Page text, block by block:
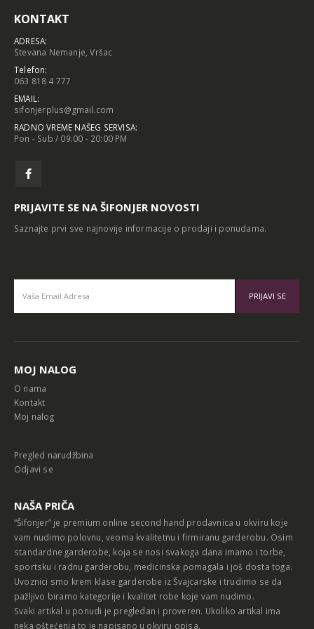
KONTAKT
ADRESA:
Stevana Nemanje, Vršac
Telefon:
063 818 4 777
EMAIL:
sifonjerplus@gmail.com
RADNO VREME NAŠEG SERVISA:
Pon - Sub / 09:00 - 20:00 PM
PRIJAVITE SE NA ŠIFONJER NOVOSTI
Saznajte prvi sve najnovije informacije o prodaji i ponudama.
MOJ NALOG
O nama
Kontakt
Moj nalog
Pregled narudžbina
Odjavi se
NAŠA PRIČA
“Šifonjer” je premium online second hand prodavnica u okviru koje
vam nudimo polovnu, veoma kvalitetnu i firmiranu garderobu. Osim
standardne garderobe, koja se nosi svakoga dana imamo i torbe,
sportsku i radnu garderobu, medicinska pomagala i još dosta toga.
Uvoznici smo krem klase garderobe iz Švajcarske i trudimo se da
pažljivo biramo kategorije i kvalitet robe koje vam nudimo.
Svaki artikal u ponudi je pregledan i proveren. Ukoliko artikal ima
neka oštećenja to je napisano u okviru opisa.